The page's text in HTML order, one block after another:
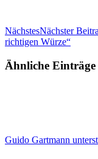
NächstesNächster
richtigen Würze“
Ähnliche Einträge
Guido Gartmann